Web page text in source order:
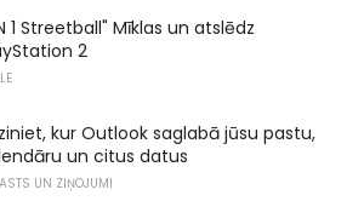
1 Streetball" Mīklas un atslēdz
2
kur Outlook saglabā jūsu pastu,
un citus datus
UN ZIŅOJUMI